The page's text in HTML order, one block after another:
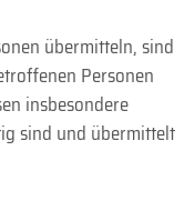
übermitteln, sind
Personen
insbesondere
sind und über­mittelt